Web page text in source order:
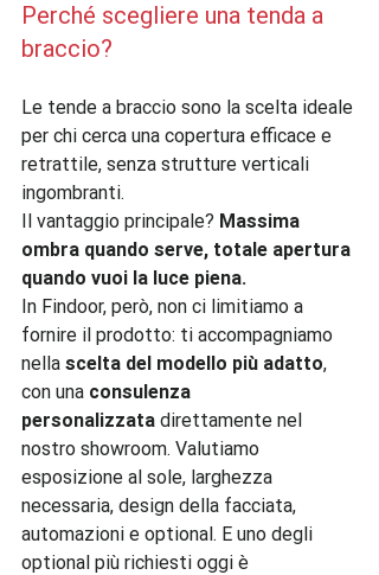
Perché scegliere una tenda a
braccio?
Le tende a braccio sono la scelta ideale
per chi cerca una copertura efficace e
retrattile, senza strutture verticali
ingombranti.
Il vantaggio principale? Massima
ombra quando serve, totale apertura
quando vuoi la luce piena.
In Findoor, però, non ci limitiamo a
fornire il prodotto: ti accompagniamo
nella scelta del modello più adatto,
con una consulenza
personalizzata direttamente nel
nostro showroom. Valutiamo
esposizione al sole, larghezza
necessaria, design della facciata,
automazioni e optional. E uno degli
optional più richiesti oggi è